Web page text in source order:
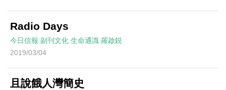
Radio Days
今日信報 副刊文化 生命通識 羅啟鋭
2019/03/04
且說餓人灣簡史